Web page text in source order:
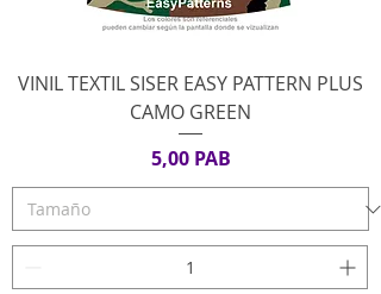
VINIL TEXTIL SISER EASY PATTERN PLUS
CAMO GREEN
Precio
5,00 PAB